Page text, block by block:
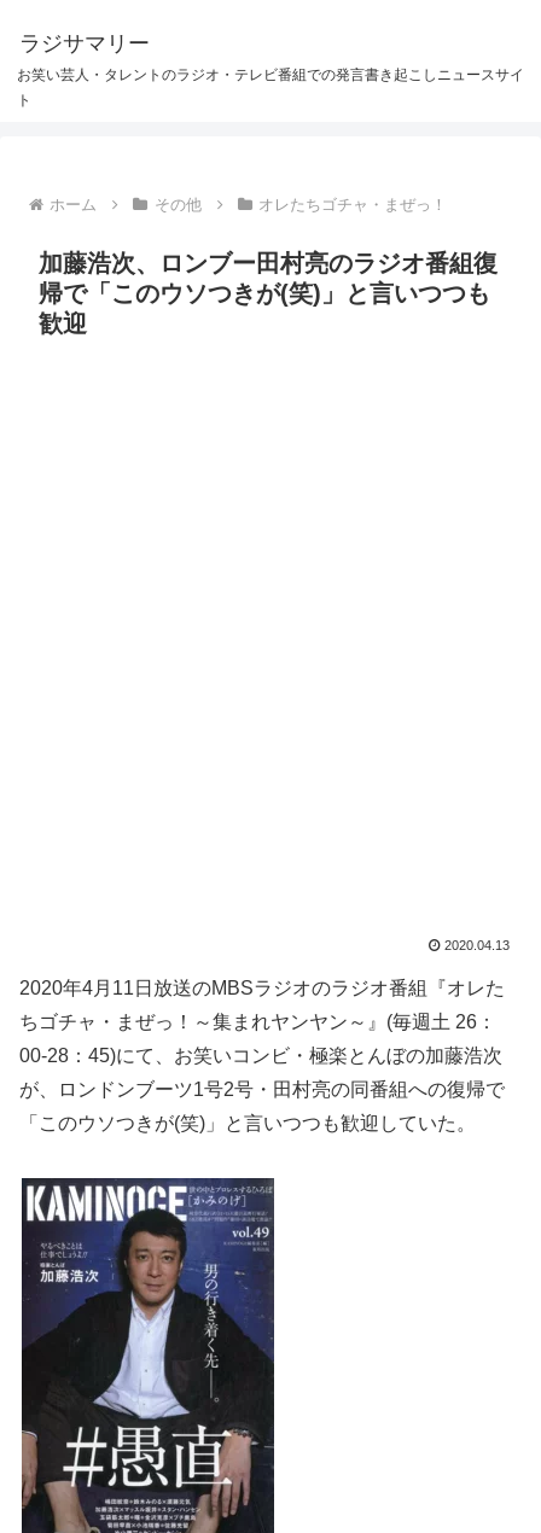
ラジサマリー
お笑い芸人・タレントのラジオ・テレビ番組での発言書き起こしニュースサイ
ト
ホーム その他 オレたちゴチャ・まぜっ！
加藤浩次、ロンブー田村亮のラジオ番組復
帰で「このウソつきが(笑)」と言いつつも
歓迎
2020.04.13
2020年4月11日放送のMBSラジオのラジオ番組『オレた
ちゴチャ・まぜっ！～集まれヤンヤン～』(毎週土 26：
00-28：45)にて、お笑いコンビ・極楽とんぼの加藤浩次
が、ロンドンブーツ1号2号・田村亮の同番組への復帰で
「このウソつきが(笑)」と言いつつも歓迎していた。